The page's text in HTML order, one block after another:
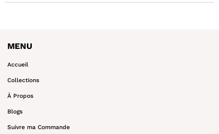
MENU
Accueil
Collections
À Propos
Blogs
Suivre ma Commande